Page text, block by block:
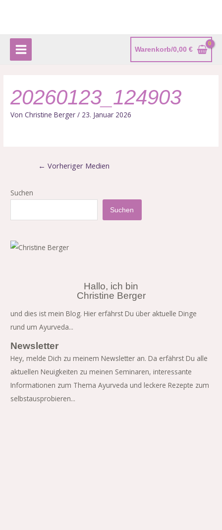
Warenkorb/0,00€
20260123_124903
VonChristine Berger/ 23. Januar 2026
← Vorheriger Medien
Suchen
Suchen
Hallo, ich bin
Christine Berger
und dies ist mein Blog. Hier erfährst Du über aktuelle Dinge
rund um Ayurveda...
Newsletter
Hey, melde Dich zu meinem Newsletter an. Da erfährst Du alle
aktuellen Neuigkeiten zu meinen Seminaren, interessante
Informationen zum Thema Ayurveda und leckere Rezepte zum
selbstausprobieren...